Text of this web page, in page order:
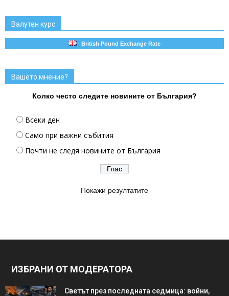
Валутен курс
British Pound Exchange Rate
Вашето мнение?
Колко често следите новините от България?
Всеки ден
Само при важни събития
Почти не следя новините от България
Покажи резултатите
ИЗБРАНИ ОТ МОДЕРАТОРА
Светът през последната седмица: войни,